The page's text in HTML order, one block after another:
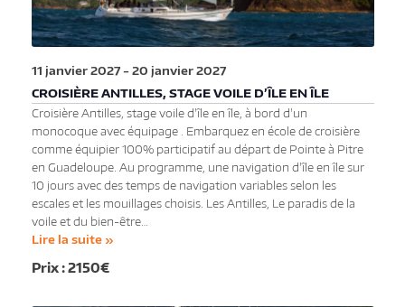
CROISIÈRE ANTILLES, STAGE VOILE D’ÎLE EN ÎLE
11 janvier 2027-20 janvier 2027
Croisière Antilles, stage voile d'île en île, à bord d'un
monocoque avec équipage . Embarquez en école de croisière
comme équipier 100% participatif au départ de Pointe à Pitre
en Guadeloupe. Au programme, une navigation d'île en île sur
10 jours avec des temps de navigation variables selon les
escales et les mouillages choisis. Les Antilles, Le paradis de la
voile et du bien-être…
Lire la suite »
2150€